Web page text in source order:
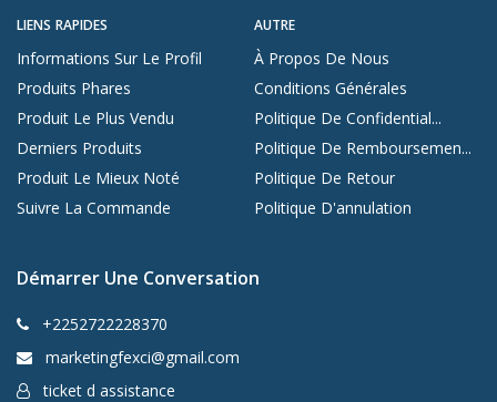
LIENS RAPIDES
Informations Sur Le Profil
Produits Phares
Produit Le Plus Vendu
Derniers Produits
Produit Le Mieux Noté
Suivre La Commande
AUTRE
À Propos De Nous
Conditions Générales
Politique De Confidential...
Politique De Remboursemen...
Politique De Retour
Politique D'annulation
Démarrer Une Conversation
+2252722228370
marketingfexci@gmail.com
ticket d assistance